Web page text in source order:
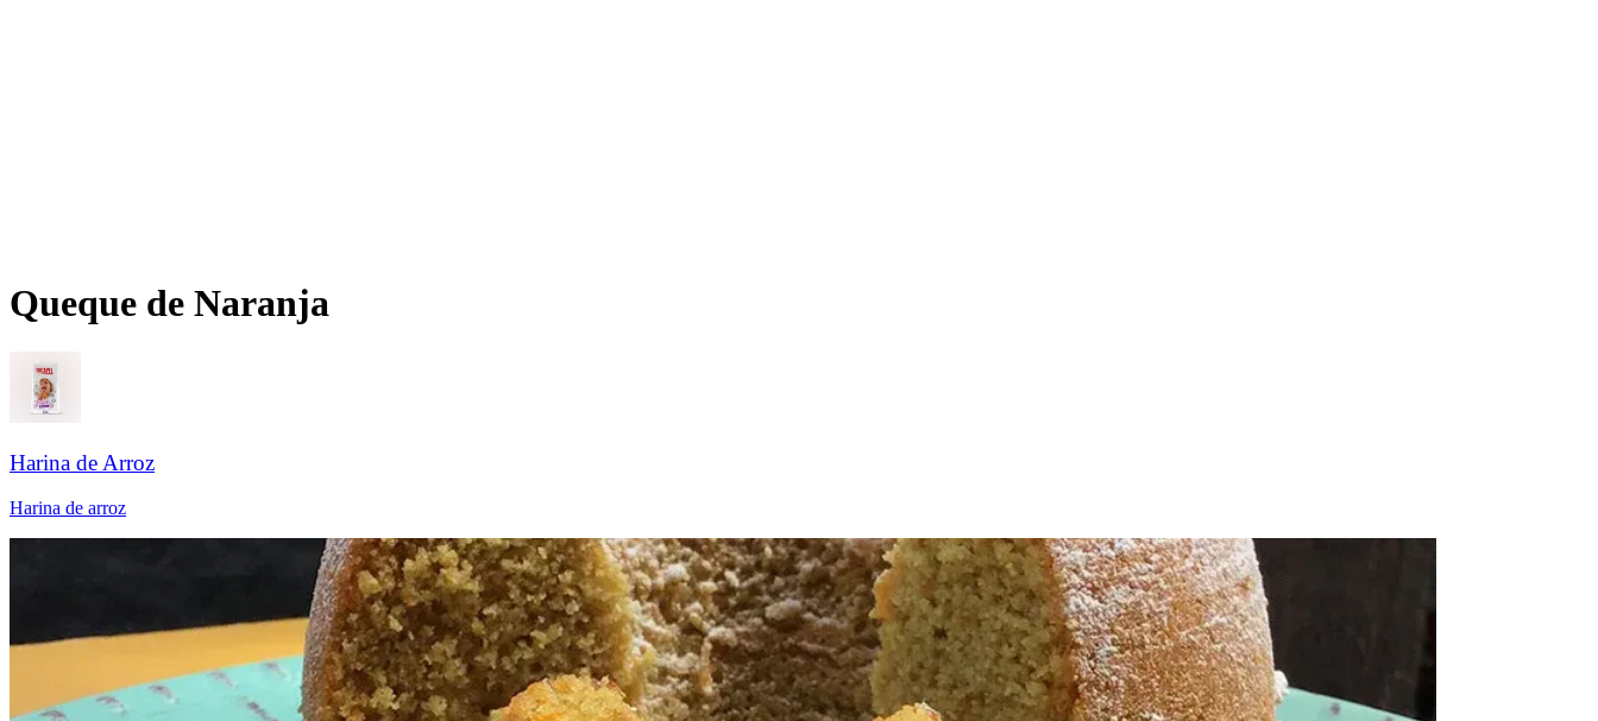
Queque de Naranja​​​​‌ ‍ ​‍​‍‌‍ ‌ ​‍‌‍‍‌‌‍‌ ‌‍‍‌‌‍ ‍​‍​‍​ ‍‍​‍​‍‌ ​ ‌‍​‌‌‍ ‍‌‍‍‌‌ ‌​‌ ‍‌​‍ ‍‌‍‍‌‌‍ ​‍​‍​‍ ​​‍​‍‌‍‍​‌ ​‍‌‍‌‌‌‍‌‍​‍​‍​ ‍‍​‍​‍‌‍‍​‌ ‌​‌ ‌​‌ ​​‌ ​ ​ ‍‍​‍ ​‍ ‌ ‌​‌ ‌‌‌‍​ ‌‍​‌‌ ​​‌‍‌‌‌‍ ​​‍ ‍‌ ​ ‌‍​‌‌‍ ‍‌‍‍‌‌ ‌​‌ ‍‌​‍ ‍‌ ​ ‌ ‌​‌ ‌‌‌‍‌​‌‍‍‌‌‍ ​‍ ‌‍‍‌‌‍ ‍‌ ‌​‌‍‌‌‌‍ ‍‌ ‌​​‍ ‌‍‌‌‌‍‌​‌‍‍‌‌ ‌​​‍ ‌‍ ‌‌‍ ‌‍‌​‌‍‌‌​ ‌‌ ​​‌ ​‍‌‍‌‌‌ ​ ‌‍‌‌‌‍ ‍‌ ‌​‌‍​‌‌ ‌​‌‍‍‌‌‍ ‌‍ ‍​ ‍ ‌‍‍‌‌‍‌​​ ‌‌ ​‍‌‍‌‌‌‍​ ‌‍‍‌‌ ​​‌‍‌‌​‍ ‌​ ‍​​ ​​​ ‌ ​ ‍​​ ‍ ‌ ‌​‌ ‍‌‌ ​​‌‍‌‌​ ‌‌ ​‍‌‍‌‌‌‍​ ‌‍‍‌‌ ​​‌‍‌‌​ ‍ ‌ ​​‌‍​‌‌ ‌​‌‍‍​​ ‌‌ ‌​‌‍‍‌‌ ‌​‌‍ ​‌‍‌‌​ ‌‍​‍‌‍​‌‌ ​ ‌‍‌‌‌‌‌‌‌ ​‍‌‍ ​​ ‌‌‍‍​‌ ‌​‌ ‌​‌ ​​‌ ​ ​‍‌‌​ ​ ‌​​‌​‍‌‌​ ​‍‌​‌‍​‍‌‌​ ​‍‌​‌‍‌ ‌​‌ ‌‌‌‍​ ‌‍​‌‌ ​​‌‍‌‌‌‍ ​​‍ ‍‌ ​ ‌‍​‌‌‍ ‍‌‍‍‌‌ ‌​‌ ‍‌​‍ ‍‌ ​ ‌ ‌​‌ ‌‌‌‍‌​‌‍‍‌‌‍ ​‍‌‍‌‍‍‌‌‍‌​​ ‌‌ ​‍‌‍‌‌‌‍​ ‌‍‍‌‌ ​​‌‍‌‌​‍ ‌​ ‍​​ ​​​ ‌ ​ ‍​​‍‌‍‌ ‌​‌ ‍‌‌ ​​‌‍‌‌​ ‌‌ ​‍‌‍‌‌‌‍​ ‌‍‍‌‌ ​​‌‍‌‌​‍‌‍‌ ​​‌‍​‌‌ ‌​‌‍‍​​ ‌‌ ‌​‌‍‍‌‌ ‌​‌‍ ​‌‍‌‌​‍‌‍‌ ​​‌‍‌‌‌ ​‍‌ ​ ‌ ​​‌‍‌‌‌‍​ ‌ ‌​‌‍‍‌‌ ‌‍‌‍‌‌​ ‌‌ ​​‌ ‌‌‌‍​‍‌‍ ​‌‍‍‌‌ ​ ‌‍‍​‌‍‌‌‌‍‌​​‍​‍‌ ‌
Harina de Arroz​​​​‌ ‍ ​‍​‍‌‍ ‌ ​‍‌‍‍‌‌‍‌ ‌‍‍‌‌‍ ‍​‍​‍​ ‍‍​‍​‍‌ ​ ‌‍​‌‌‍ ‍‌‍‍‌‌ ‌​‌ ‍‌​‍ ‍‌‍‍‌‌‍ ​‍​‍​‍ ​​‍​‍‌‍‍​‌ ​‍‌‍‌‌‌‍‌‍​‍​‍​ ‍‍​‍​‍‌‍‍​‌ ‌​‌ ‌​‌ ​​‌ ​ ​ ‍‍​‍ ​‍ ‌ ‌​‌ ‌‌‌‍​ ‌‍​‌‌ ​​‌‍‌‌‌‍ ​​‍ ‍‌ ​ ‌‍​‌‌‍ ‍‌‍‍‌‌ ‌​‌ ‍‌​‍ ‍‌ ​ ‌ ‌​‌ ‌‌‌‍‌​‌‍‍‌‌‍ ​‍ ‌‍‍‌‌‍ ‍‌ ‌​‌‍‌‌‌‍ ‍‌ ‌​​‍ ‌‍‌‌‌‍‌​‌‍‍‌‌ ‌​​‍ ‌‍ ‌‌‍ ‌‍‌​‌‍‌‌​ ‌‌ ​​‌ ​‍‌‍‌‌‌ ​ ‌‍‌‌‌‍ ‍‌ ‌​‌‍​‌‌ ‌​‌‍‍‌‌‍ ‌‍ ‍​ ‍ ‌‍‍‌‌‍‌​​ ‌​ ‌​‌‍‌‍​ ‌​​ ​​‌‍​‍​ ‌ ​ ‌ ​ ​​​‍ ‌‌‍‌​​ ​ ​ ​‌‌‍​ ​‍ ‌​ ‌​​ ‍​​ ‌​​ ‌​​‍ ‌‌‍​‌​ ‍​​ ‌​​ ‌‌​‍ ‌‌‍‌‍​ ‌​​ ​ ‌‍‌​​ ​‍​ ​‍‌‍​ ‌‍‌‌‌‍‌​​ ​ ​ ​ ‌‍​ ​ ‍ ‌ ‌​‌ ‍‌‌ ​​‌‍‌‌​ ‌‌ ​​‌ ​‍‌‍ ‌‍‌​‌ ‌‌‌‍​ ‌ ‌​​ ‍ ‌ ​​‌‍​‌‌ ‌​‌‍‍​​ ‌‌ ‌​‌‍‍‌‌ ‌​‌‍ ​‌‍‌‌​ ‌‍​‍‌‍​‌‌ ​ ‌‍‌‌‌‌‌‌‌ ​‍‌‍ ​​ ‌‌‍‍​‌ ‌​‌ ‌​‌ ​​‌ ​ ​‍‌‌​ ​ ‌​​‌​‍‌‌​ ​‍‌​‌‍​‍‌‌​ ​‍‌​‌‍‌ ‌​‌ ‌‌‌‍​ ‌‍​‌‌ ​​‌‍‌‌‌‍ ​​‍ ‍‌ ​ ‌‍​‌‌‍ ‍‌‍‍‌‌ ‌​‌ ‍‌​‍ ‍‌ ​ ‌ ‌​‌ ‌‌‌‍‌​‌‍‍‌‌‍ ​‍‌‍‌‍‍‌‌‍‌​​ ‌​ ‌​‌‍‌‍​ ‌​​ ​​‌‍​‍​ ‌ ​ ‌ ​ ​​​‍ ‌‌‍‌​​ ​ ​ ​‌‌‍​ ​‍ ‌​ ‌​​ ‍​​ ‌​​ ‌​​‍ ‌‌‍​‌​ ‍​​ ‌​​ ‌‌​‍ ‌‌‍‌‍​ ‌​​ ​ ‌‍‌​​ ​‍​ ​‍‌‍​ ‌‍‌‌‌‍‌​​ ​ ​ ​ ‌‍​ ​‍‌‍‌ ‌​‌ ‍‌‌ ​​‌‍‌‌​ ‌‌ ​​‌ ​‍‌‍ ‌‍‌​‌ ‌‌‌‍​ ‌ ‌​​‍‌‍‌ ​​‌‍​‌‌ ‌​‌‍‍​​ ‌‌ ‌​‌‍‍‌‌ ‌​‌‍ ​‌‍‌‌​‍‌‍‌ ​​‌‍‌‌‌ ​‍‌ ​ ‌ ​​‌‍‌‌‌‍​ ‌ ‌​‌‍‍‌‌ ‌‍‌‍‌‌​ ‌‌ ​​‌ ‌‌‌‍​‍‌‍ ​‌‍‍‌‌ ​ ‌‍‍​‌‍‌‌‌‍‌​​‍​‍‌ ‌
Harina de arroz​​​​‌ ‍ ​‍​‍‌‍ ‌ ​‍‌‍‍‌‌‍‌ ‌‍‍‌‌‍ ‍​‍​‍​ ‍‍​‍​‍‌ ​ ‌‍​‌‌‍ ‍‌‍‍‌‌ ‌​‌ ‍‌​‍ ‍‌‍‍‌‌‍ ​‍​‍​‍ ​​‍​‍‌‍‍​‌ ​‍‌‍‌‌‌‍‌‍​‍​‍​ ‍‍​‍​‍‌‍‍​‌ ‌​‌ ‌​‌ ​​‌ ​ ​ ‍‍​‍ ​‍ ‌ ‌​‌ ‌‌‌‍​ ‌‍​‌‌ ​​‌‍‌‌‌‍ ​​‍ ‍‌ ​ ‌‍​‌‌‍ ‍‌‍‍‌‌ ‌​‌ ‍‌​‍ ‍‌ ​ ‌ ‌​‌ ‌‌‌‍‌​‌‍‍‌‌‍ ​‍ ‌‍‍‌‌‍ ‍‌ ‌​‌‍‌‌‌‍ ‍‌ ‌​​‍ ‌‍‌‌‌‍‌​‌‍‍‌‌ ‌​​‍ ‌‍ ‌‌‍ ‌‍‌​‌‍‌‌​ ‌‌ ​​‌ ​‍‌‍‌‌‌ ​ ‌‍‌‌‌‍ ‍‌ ‌​‌‍​‌‌ ‌​‌‍‍‌‌‍ ‌‍ ‍​ ‍ ‌‍‍‌‌‍‌​​ ‌​ ​ ​ ‍​​ ​‍‌‍‌‌​ ‌‌‌‍​ ​ ‍‌​ ‍​​‍ ‌​ ​‍​ ‍​‌‍​ ‌‍‌‌​‍ ‌​ ‌​​ ​​​ ​ ​ ‍​​‍ ‌‌‍​‍‌‍​‍‌‍‌‌​ ​‌​‍ ‌​ ​​​ ‍‌‌‍​‌‌‍‌‌‌‍​ ​ ‌ ​ ​‍​ ‌​​ ​​​ ‍‌​ ‌ ‌‍​‌​ ‍ ‌ ‌​‌ ‍‌‌ ​​‌‍‌‌​ ‌‌ ​​‌ ​‍‌‍ ‌‍‌​‌ ‌‌‌‍​ ‌ ‌​‌​​ ‌‍​‌‌ ‌​‌‍‌‌‌‍‌ ‌‍ ‌ ​‍‌ ‍‌​ ‍ ‌ ​​‌‍​‌‌ ‌​‌‍‍​​ ‌‌ ‌​‌‍‍‌‌ ‌​‌‍ ​‌‍‌‌​ ‌‍​‍‌‍​‌‌ ​ ‌‍‌‌‌‌‌‌‌ ​‍‌‍ ​​ ‌‌‍‍​‌ ‌​‌ ‌​‌ ​​‌ ​ ​‍‌‌​ ​ ‌​​‌​‍‌‌​ ​‍‌​‌‍​‍‌‌​ ​‍‌​‌‍‌ ‌​‌ ‌‌‌‍​ ‌‍​‌‌ ​​‌‍‌‌‌‍ ​​‍ ‍‌ ​ ‌‍​‌‌‍ ‍‌‍‍‌‌ ‌​‌ ‍‌​‍ ‍‌ ​ ‌ ‌​‌ ‌‌‌‍‌​‌‍‍‌‌‍ ​‍‌‍‌‍‍‌‌‍‌​​ ‌​ ​ ​ ‍​​ ​‍‌‍‌‌​ ‌‌‌‍​ ​ ‍‌​ ‍​​‍ ‌​ ​‍​ ‍​‌‍​ ‌‍‌‌​‍ ‌​ ‌​​ ​​​ ​ ​ ‍​​‍ ‌‌‍​‍‌‍​‍‌‍‌‌​ ​‌​‍ ‌​ ​​​ ‍‌‌‍​‌‌‍‌‌‌‍​ ​ ‌ ​ ​‍​ ‌​​ ​​​ ‍‌​ ‌ ‌‍​‌​‍‌‍‌ ‌​‌ ‍‌‌ ​​‌‍‌‌​ ‌‌ ​​‌ ​‍‌‍ ‌‍‌​‌ ‌‌‌‍​ ‌ ‌​‌​​ ‌‍​‌‌ ‌​‌‍‌‌‌‍‌ ‌‍ ‌ ​‍‌ ‍‌​‍‌‍‌ ​​‌‍​‌‌ ‌​‌‍‍​​ ‌‌ ‌​‌‍‍‌‌ ‌​‌‍ ​‌‍‌‌​‍‌‍‌ ​​‌‍‌‌‌ ​‍‌ ​ ‌ ​​‌‍‌‌‌‍​ ‌ ‌​‌‍‍‌‌ ‌‍‌‍‌‌​ ‌‌ ​​‌ ‌‌‌‍​‍‌‍ ​‌‍‍‌‌ ​ ‌‍‍​‌‍‌‌‌‍‌​​‍​‍‌ ‌